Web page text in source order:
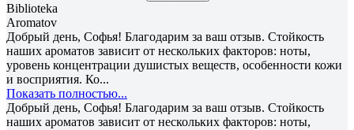
Biblioteka
Aromatov
Добрый день, Софья! Благодарим за ваш отзыв. Стойкость
наших ароматов зависит от нескольких факторов: ноты,
уровень концентрации душистых веществ, особенности кожи
и восприятия. Ко...
Показать полностью...
Добрый день, Софья! Благодарим за ваш отзыв. Стойкость
наших ароматов зависит от нескольких факторов: ноты,